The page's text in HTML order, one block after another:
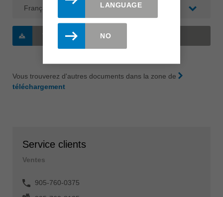
TÉLÉCHARGEZ (2 MB/PDF)
Vous trouverez d'autres documents dans la zone de
téléchargement
Service clients
Ventes
905-760-0375
LANGUAGE
NO